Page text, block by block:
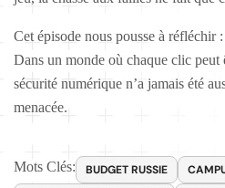
Cet épisode nous pousse à réfléchir
Dans un monde où chaque clic peut
sécurité numérique n’a jamais été
menacée.
Mots Clés: BUDGET RUSSIE